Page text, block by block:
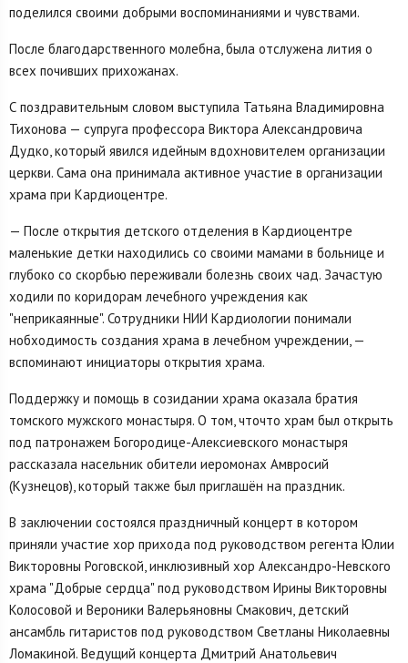
поделился своими добрыми воспоминаниями и чувствами.
После благодарственного молебна, была отслужена лития о
всех почивших прихожанах.
С поздравительным словом выступила Татьяна Владимировна
Тихонова — супруга профессора Виктора Александровича
Дудко, который явился идейным вдохновителем организации
церкви. Сама она принимала активное участие в организации
храма при Кардиоцентре.
— После открытия детского отделения в Кардиоцентре
маленькие детки находились со своими мамами в больнице и
глубоко со скорбью переживали болезнь своих чад. Зачастую
ходили по коридорам лечебного учреждения как
"неприкаянные". Сотрудники НИИ Кардиологии понимали
нобходимость создания храма в лечебном учреждении, —
вспоминают инициаторы открытия храма.
Поддержку и помощь в созидании храма оказала братия
томского мужского монастыря. О том, чточто храм был открыть
под патронажем Богородице-Алексиевского монастыря
рассказала насельник обители иеромонах Амвросий
(Кузнецов), который также был приглашён на праздник.
В заключении состоялся праздничный концерт в котором
приняли участие хор прихода под руководством регента Юлии
Викторовны Роговской, инклюзивный хор Александро-Невского
храма "Добрые сердца" под руководством Ирины Викторовны
Колосовой и Вероники Валерьяновны Смакович, детский
ансамбль гитаристов под руководством Светланы Николаевны
Ломакиной. Ведущий концерта Дмитрий Анатольевич